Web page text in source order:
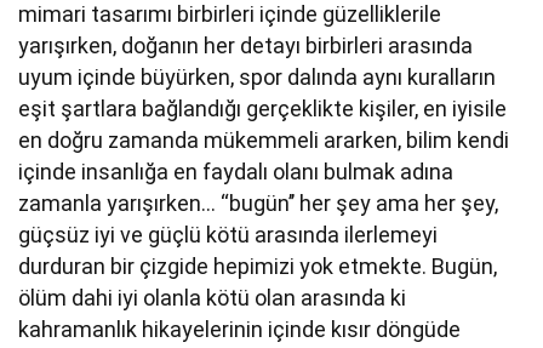
mimari tasarımı birbirleri içinde güzelliklerile
yarışırken, doğanın her detayı birbirleri arasında
uyum içinde büyürken, spor dalında aynı kuralların
eşit şartlara bağlandığı gerçeklikte kişiler, en iyisile
en doğru zamanda mükemmeli ararken, bilim kendi
içinde insanlığa en faydalı olanı bulmak adına
zamanla yarışırken… ‘‘bugün’’ her şey ama her şey,
güçsüz iyi ve güçlü kötü arasında ilerlemeyi
durduran bir çizgide hepimizi yok etmekte. Bugün,
ölüm dahi iyi olanla kötü olan arasında ki
kahramanlık hikayelerinin içinde kısır döngüde